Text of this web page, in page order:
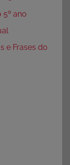
5º ano
e Frases do